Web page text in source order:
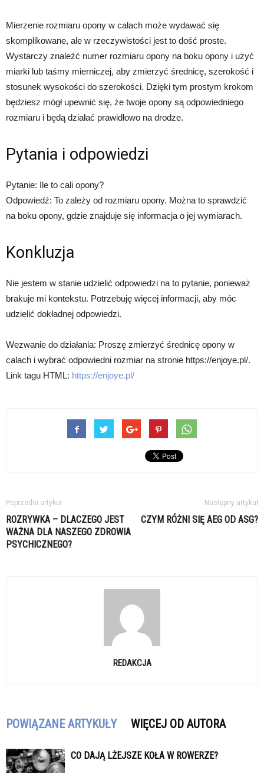
Mierzenie rozmiaru opony w calach może wydawać się
skomplikowane, ale w rzeczywistości jest to dość proste.
Wystarczy znaleźć numer rozmiaru opony na boku opony i użyć
miarki lub taśmy mierniczej, aby zmierzyć średnicę, szerokość i
stosunek wysokości do szerokości. Dzięki tym prostym krokom
będziesz mógł upewnić się, że twoje opony są odpowiedniego
rozmiaru i będą działać prawidłowo na drodze.
Pytania i odpowiedzi
Pytanie: Ile to cali opony?
Odpowiedź: To zależy od rozmiaru opony. Można to sprawdzić
na boku opony, gdzie znajduje się informacja o jej wymiarach.
Konkluzja
Nie jestem w stanie udzielić odpowiedzi na to pytanie, ponieważ
brakuje mi kontekstu. Potrzebuję więcej informacji, aby móc
udzielić dokładnej odpowiedzi.
Wezwanie do działania: Proszę zmierzyć średnicę opony w
calach i wybrać odpowiedni rozmiar na stronie https://enjoye.pl/.
Link tagu HTML: https://enjoye.pl/
Poprzedni artykuł
ROZRYWKA – DLACZEGO JEST
WAŻNA DLA NASZEGO ZDROWIA
PSYCHICZNEGO?
Następny artykuł
CZYM RÓŻNI SIĘ AEG OD ASG?
REDAKCJA
POWIĄZANE ARTYKUŁY WIĘCEJ OD AUTORA
CO DAJĄ LŻEJSZE KOŁA W ROWERZE?